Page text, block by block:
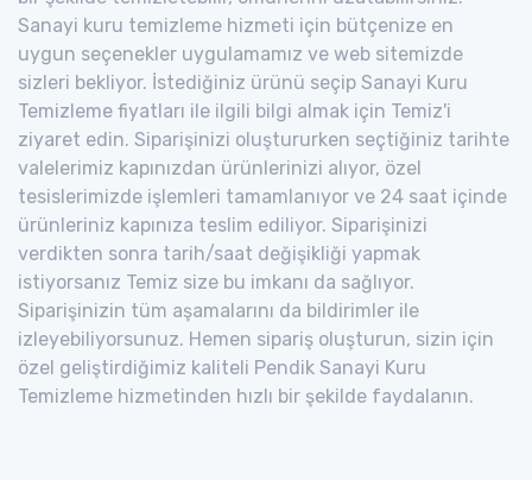
Sanayi kuru temizleme hizmeti için bütçenize en
uygun seçenekler uygulamamız ve web sitemizde
sizleri bekliyor. İstediğiniz ürünü seçip Sanayi Kuru
Temizleme fiyatları ile ilgili bilgi almak için Temiz'i
ziyaret edin. Siparişinizi oluştururken seçtiğiniz tarihte
valelerimiz kapınızdan ürünlerinizi alıyor, özel
tesislerimizde işlemleri tamamlanıyor ve 24 saat içinde
ürünleriniz kapınıza teslim ediliyor. Siparişinizi
verdikten sonra tarih/saat değişikliği yapmak
istiyorsanız Temiz size bu imkanı da sağlıyor.
Siparişinizin tüm aşamalarını da bildirimler ile
izleyebiliyorsunuz. Hemen sipariş oluşturun, sizin için
özel geliştirdiğimiz kaliteli Pendik Sanayi Kuru
Temizleme hizmetinden hızlı bir şekilde faydalanın.